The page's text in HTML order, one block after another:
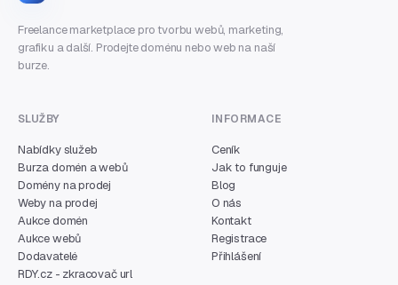
Freelance marketplace pro tvorbu webů, marketing,
grafiku a další. Prodejte doménu nebo web na naší
burze.
SLUŽBY
Nabídky služeb
Burza domén a webů
Domény na prodej
Weby na prodej
Aukce domén
Aukce webů
Dodavatelé
RDY.cz - zkracovač url
INFORMACE
Ceník
Jak to funguje
Blog
O nás
Kontakt
Registrace
Přihlášení